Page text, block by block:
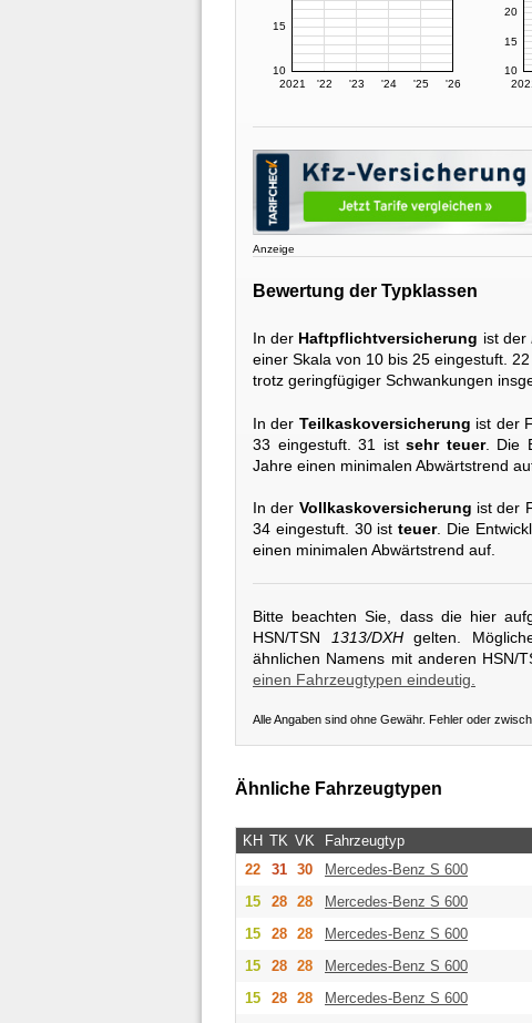
2021 '22 '23 '24 '25 '26
10
15
10
15
20
Anzeige
Bewertung der Typklassen
In der Haftpflichtversicherung ist der
einer Skala von 10 bis 25 eingestuft.
trotz geringfügiger Schwankungen
In der Teilkaskoversicherung ist der
33 eingestuft. 31 ist sehr teuer. Die
Jahre einen minimalen Abwärtstrend
In der Vollkaskoversicherung ist der
34 eingestuft. 30 ist teuer. Die
einen minimalen Abwärtstrend auf.
Bitte beachten Sie, dass die hier
HSN/TSN
1313/DXHgelten.
ähnlichen Namens mit anderen HSN/
einen Fahrzeugtypen eindeutig.
Alle Angaben sind ohne Gewähr. Fehler oder
Ähnliche Fahrzeugtypen
KH TK VK Fahrzeugtyp
22
31 30 Mercedes-Benz S 600
15
28 28 Mercedes-Benz S 600
15
28 28 Mercedes-Benz S 600
15
28 28 Mercedes-Benz S 600
15
28 28 Mercedes-Benz S 600